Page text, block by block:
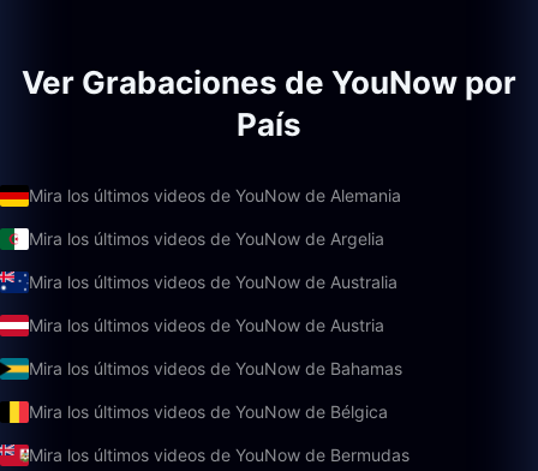
Ver Grabaciones de YouNow por
País
Mira los últimos videos de YouNow de Alemania
Mira los últimos videos de YouNow de Argelia
Mira los últimos videos de YouNow de Australia
Mira los últimos videos de YouNow de Austria
Mira los últimos videos de YouNow de Bahamas
Mira los últimos videos de YouNow de Bélgica
Mira los últimos videos de YouNow de Bermudas